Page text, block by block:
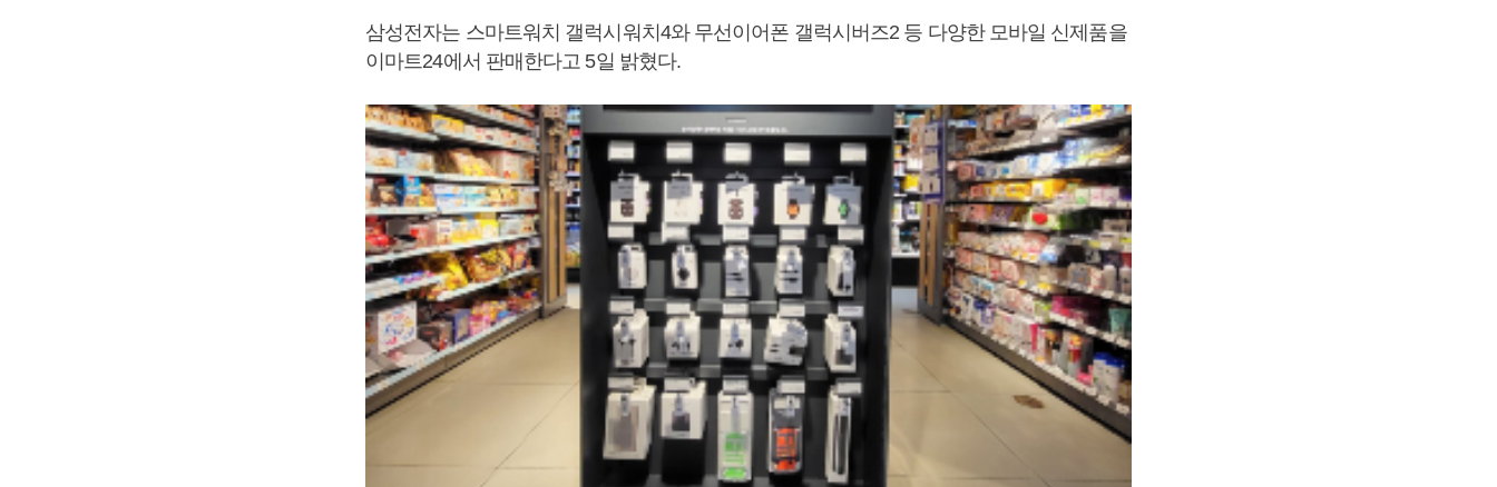
삼성전자는 스마트워치 갤럭시워치4와 무선이어폰 갤럭시버즈2 등 다양한 모바일 신제품을
이마트24에서 판매한다고 5일 밝혔다.